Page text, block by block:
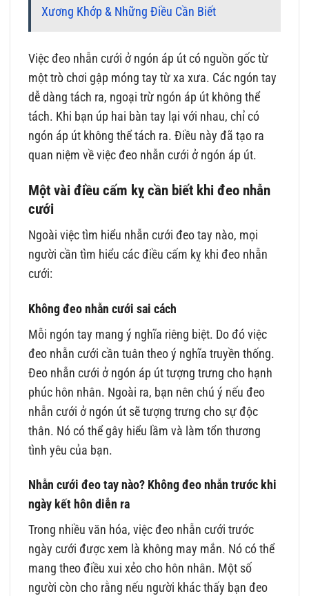
Xương Khớp & Những Điều Cần Biết
Việc đeo nhẫn cưới ở ngón áp út có nguồn gốc từ
một trò chơi gập móng tay từ xa xưa. Các ngón tay
dễ dàng tách ra, ngoại trừ ngón áp út không thể
tách. Khi bạn úp hai bàn tay lại với nhau, chỉ có
ngón áp út không thể tách ra. Điều này đã tạo ra
quan niệm về việc đeo nhẫn cưới ở ngón áp út.
Một vài điều cấm kỵ cần biết khi đeo nhẫn
cưới
Ngoài việc tìm hiểu nhẫn cưới đeo tay nào, mọi
người cần tìm hiểu các điều cấm kỵ khi đeo nhẫn
cưới:
Không đeo nhẫn cưới sai cách
Mỗi ngón tay mang ý nghĩa riêng biệt. Do đó việc
đeo nhẫn cưới cần tuân theo ý nghĩa truyền thống.
Đeo nhẫn cưới ở ngón áp út tượng trưng cho hạnh
phúc hôn nhân. Ngoài ra, bạn nên chú ý nếu đeo
nhẫn cưới ở ngón út sẽ tượng trưng cho sự độc
thân. Nó có thể gây hiểu lầm và làm tổn thương
tình yêu của bạn.
Nhẫn cưới đeo tay nào? Không đeo nhẫn trước khi
ngày kết hôn diễn ra
Trong nhiều văn hóa, việc đeo nhẫn cưới trước
ngày cưới được xem là không may mắn. Nó có thể
mang theo điều xui xẻo cho hôn nhân. Một số
người còn cho rằng nếu người khác thấy bạn đeo